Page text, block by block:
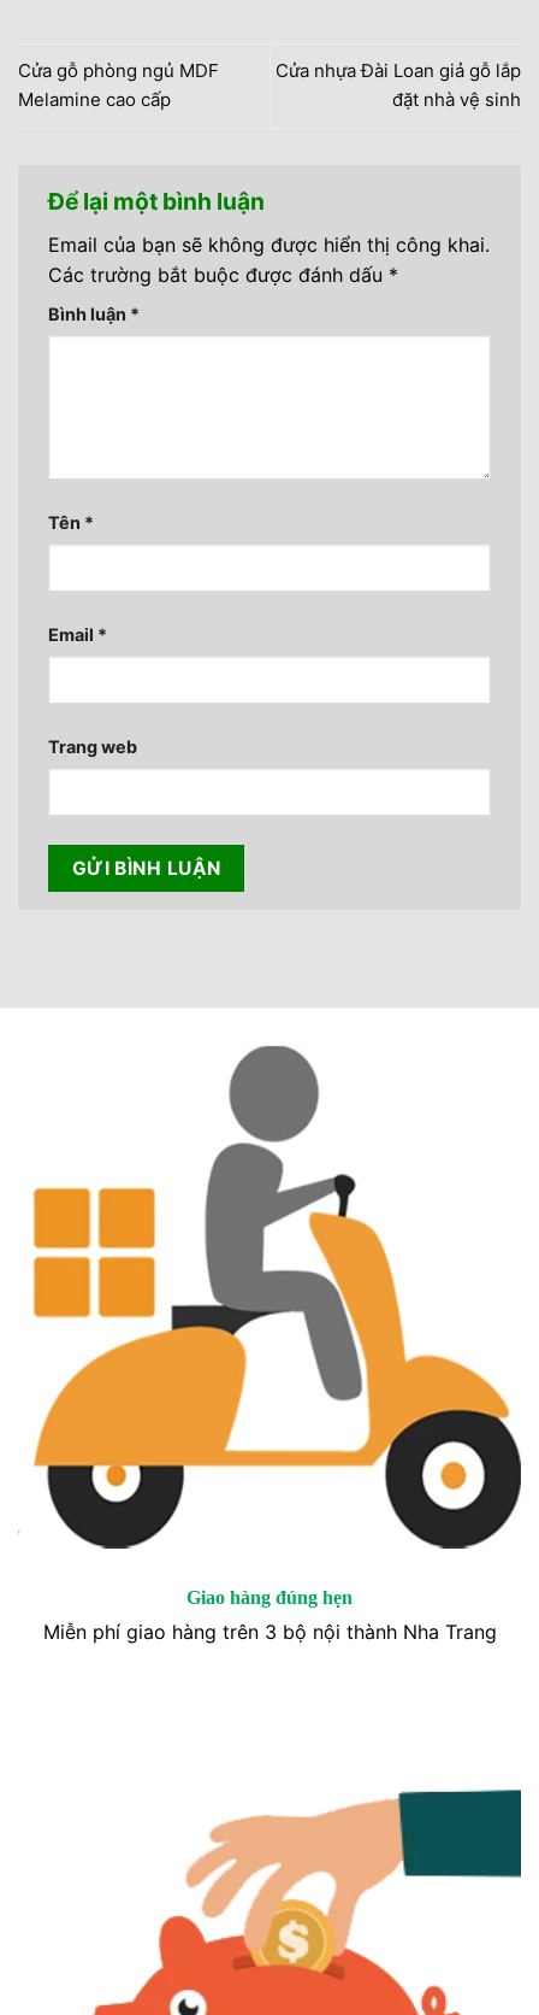
Cửa gỗ phòng ngủ MDF
Melamine cao cấp
Cửa nhựa Đài Loan giả gỗ lắp
đặt nhà vệ sinh
Để lại một bình luận
Email của bạn sẽ không được hiển thị công khai.
Các trường bắt buộc được đánh dấu *
Bình luận *
Tên *
Email *
Trang web
Giao hàng đúng hẹn
Miễn phí giao hàng trên 3 bộ nội thành Nha Trang